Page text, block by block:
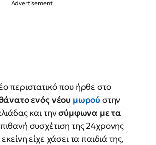
περιστατικό που ήρθε στο
ενός νέου μωρού στην
και τηνσύμφωνα με τα
συσχέτιση της 24χρονης
είχε χάσει τα παιδιά της,